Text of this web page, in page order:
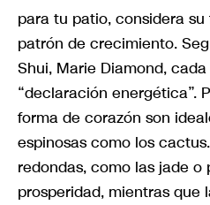
para tu patio, considera
patrón de crecimiento.
Shui, Marie Diamond,
“declaración energética”.
forma de corazón son
espinosas como los
redondas, como las jade o
prosperidad, mientras que